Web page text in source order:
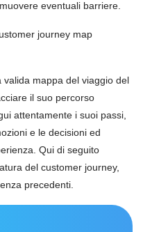
eventuali barriere.
journey map
mappa del viaggio del
il suo percorso
attentamente i suoi passi,
e le decisioni ed
Qui di seguito
del customer journey,
precedenti.